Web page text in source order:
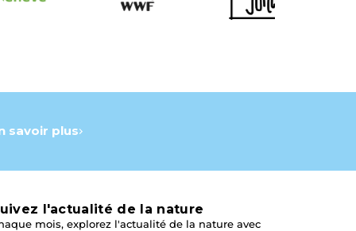
savoir plus
l'actualité de la nature
mois, explorez l'actualité de la nature avec